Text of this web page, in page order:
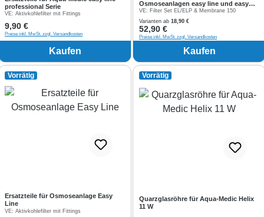
professional Serie
VE: Aktivkohlefilter mit Fittings
Regulärer Preis:
9,90 €
Preise inkl. MwSt. zzgl. Versandkosten
Kaufen
Osmoseanlagen easy line und easy
line professional
VE: Filter Set EL/ELP & Membrane 150
Varianten ab 18,90 €
Regulärer Preis:
52,90 €
Preise inkl. MwSt. zzgl. Versandkosten
Kaufen
Vorrätig
Ersatzteile für Osmoseanlage Easy
Line
VE: Aktivkohlefilter mit Fittings
Vorrätig
Quarzglasröhre für Aqua-Medic Helix
11 W